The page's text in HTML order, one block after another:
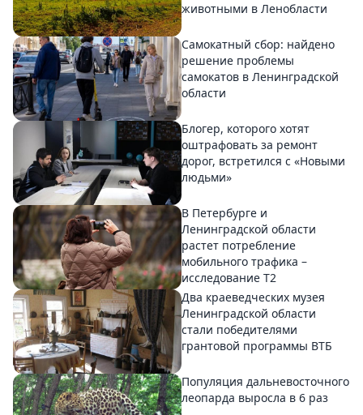
животными в Ленобласти
Самокатный сбор: найдено
решение проблемы
самокатов в Ленинградской
области
Блогер, которого хотят
оштрафовать за ремонт
дорог, встретился с «Новыми
людьми»
В Петербурге и
Ленинградской области
растет потребление
мобильного трафика –
исследование T2
Два краеведческих музея
Ленинградской области
стали победителями
грантовой программы ВТБ
Популяция дальневосточного
леопарда выросла в 6 раз